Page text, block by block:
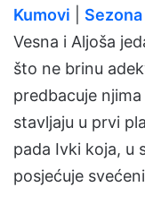
Kumovi
Vesna i Aljoša
što ne brinu
predbacuje
stavljaju u prvi
pada Ivki koja, u
posjećuje